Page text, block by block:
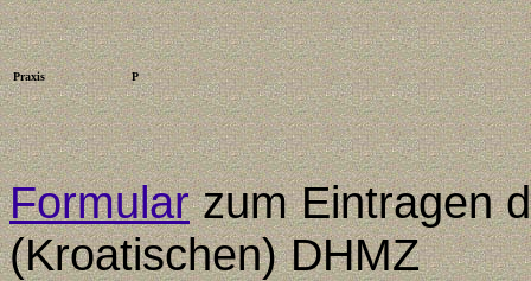
Praxis P
Formularzum Eintragen
(Kroatischen) DHMZ